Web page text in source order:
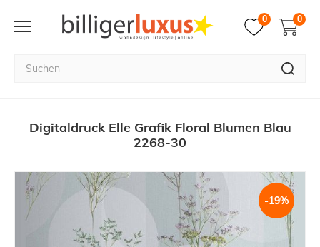
0 0
Digitaldruck Elle Grafik Floral Blumen Blau
2268-30
-19%